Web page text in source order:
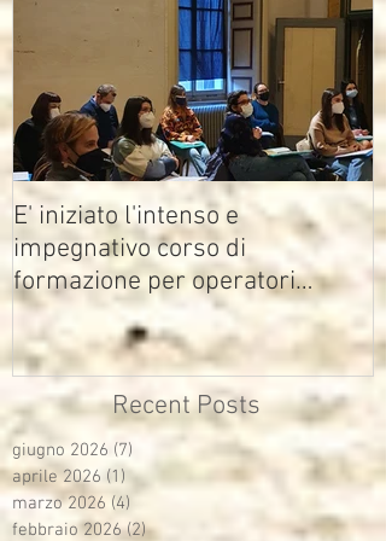
E' iniziato l'intenso e
impegnativo corso di
formazione per operatori
multimediali Avisco
Recent Posts
giugno 2026 (7)
aprile 2026 (1) 1 post
marzo 2026 (4)
febbraio 2026 (2)2 post